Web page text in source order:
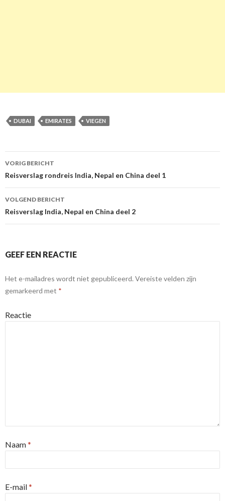
DUBAI EMIRATES VIEGEN
Berichtnavigatie
VORIG BERICHT
Reisverslag rondreis India, Nepal en China deel 1
VOLGEND BERICHT
Reisverslag India, Nepal en China deel 2
GEEF EEN REACTIE
Het e-mailadres wordt niet gepubliceerd. Vereiste velden zijn
gemarkeerd met *
Reactie
Naam*
E-mail*